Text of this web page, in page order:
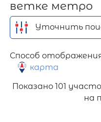
ветке метро
Уточнить
Способ
карта
Показано 101
на